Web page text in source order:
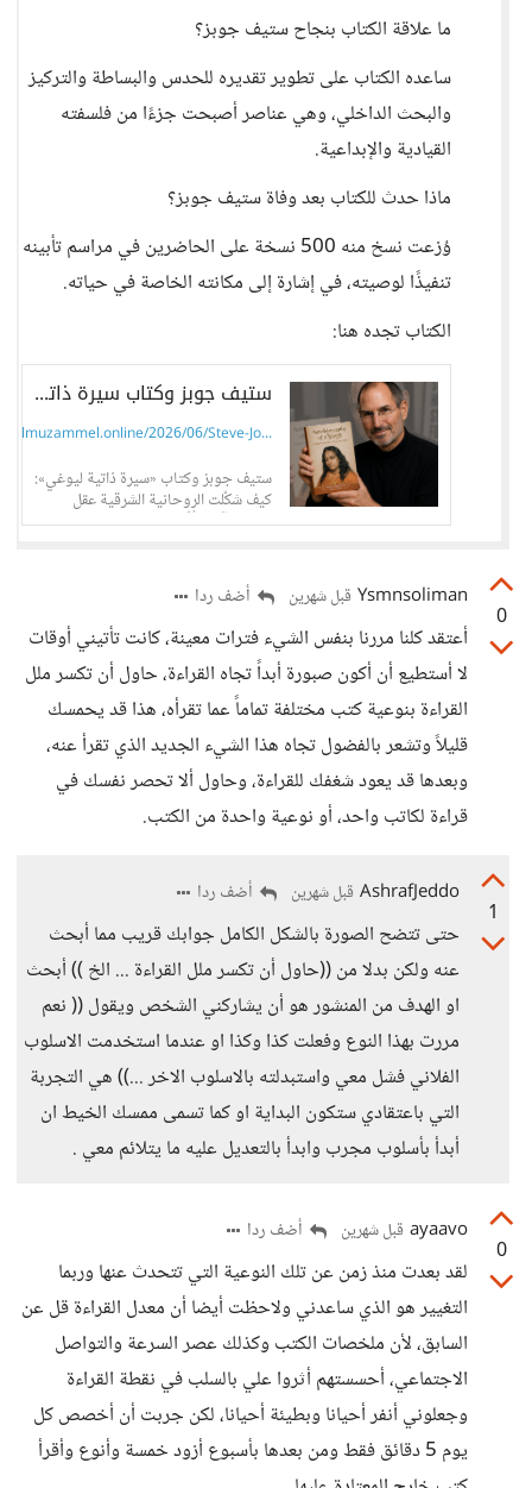
ما علاقة الكتاب بنجاح ستيف جوبز؟
ساعده الكتاب على تطوير تقديره للحدس والبساطة والتركيز
والبحث الداخلي، وهي عناصر أصبحت جزءًا من فلسفته
القيادية والإبداعية.
ماذا حدث للكتاب بعد وفاة ستيف جوبز؟
وُزعت نسخ منه 500 نسخة على الحاضرين في مراسم تأبينه
تنفيذًا لوصيته، في إشارة إلى مكانته الخاصة في حياته.
الكتاب تجده هنا:
ستيف جوبز وكتاب سيرة ذاتية ليوغي لباراماهانسا يوغاناندا
2026/06/Steve-Jo...
ستيف جوبز وكتاب «سيرة ذاتية ليوغي»:
كيف شكّلت الروحانية الشرقية عقل
مؤسس آبل وأثّرت في فلسفة الابتكار؟
0
Ysmnsoliman قبل شهرين أضف ردا
أعتقد كلنا مررنا بنفس الشيء فترات معينة، كانت تأتيني أوقات
لا أستطيع أن أكون صبورة أبداً تجاه القراءة، حاول أن تكسر ملل
القراءة بنوعية كتب مختلفة تماماً عما تقرأه، هذا قد يحمسك
قليلاً وتشعر بالفضول تجاه هذا الشيء الجديد الذي تقرأ عنه،
وبعدها قد يعود شغفك للقراءة، وحاول ألا تحصر نفسك في
قراءة لكاتب واحد، أو نوعية واحدة من الكتب.
1
AshrafJeddo قبل شهرين أضف ردا
حتى تتضح الصورة بالشكل الكامل جوابك قريب مما أبحث
عنه ولكن بدلا من ((حاول أن تكسر ملل القراءة ... الخ )) أبحث
او الهدف من المنشور هو أن يشاركني الشخص ويقول (( نعم
مررت بهذا النوع وفعلت كذا وكذا او عندما استخدمت الاسلوب
الفلاني فشل معي واستبدلته بالاسلوب الاخر ...)) هي التجربة
التي باعتقادي ستكون البداية او كما تسمى ممسك الخيط ان
أبدأ بأسلوب مجرب وابدأ بالتعديل عليه ما يتلائم معي .
0
ayaavo قبل شهرين أضف ردا
لقد بعدت منذ زمن عن تلك النوعية التي تتحدث عنها وربما
التغيير هو الذي ساعدني ولاحظت أيضا أن معدل القراءة قل عن
السابق، لأن ملخصات الكتب وكذلك عصر السرعة والتواصل
الاجتماعي، أحسستهم أثروا علي بالسلب في نقطة القراءة
وجعلوني أنفر أحيانا وبطيئة أحيانا، لكن جربت أن أخصص كل
يوم 5 دقائق فقط ومن بعدها بأسبوع أزود خمسة وأنوع وأقرأ